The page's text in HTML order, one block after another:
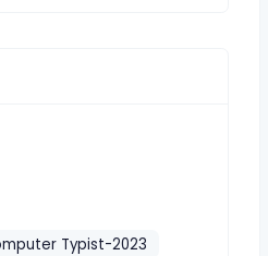
Typist-2023